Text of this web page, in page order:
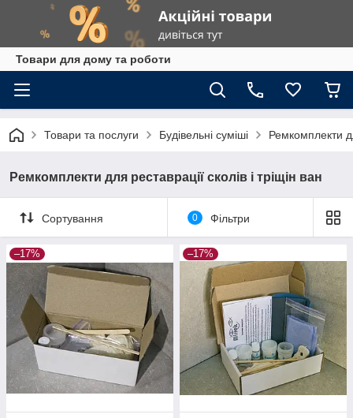
Товари для дому та роботи
Товари та послуги Будівельні суміші Ремкомплекти
Ремкомплекти для реставрації сколів і тріщін ван
Сортування 0 Фільтри
–17% –17%